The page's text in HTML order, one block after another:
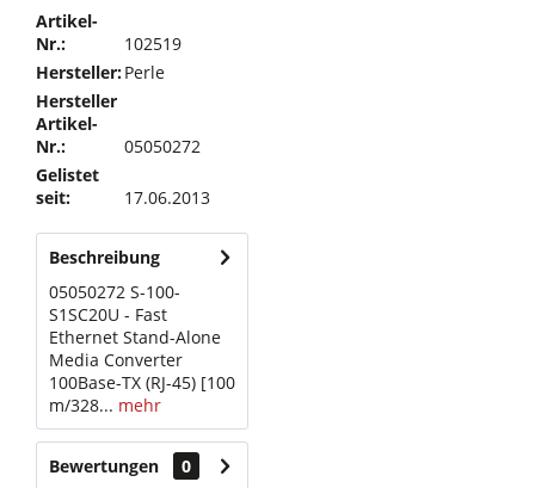
Artikel-
Nr.:
102519
Hersteller:Perle
Hersteller
Artikel-
Nr.:
05050272
Gelistet
seit:
17.06.2013
Beschreibung
05050272 S-100-
S1SC20U - Fast
Ethernet Stand-Alone
Media Converter
100Base-TX (RJ-45) [100
m/328... mehr
Bewertungen
0